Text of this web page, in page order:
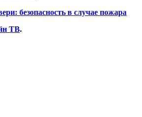
безопасность в случае пожара
ТВ.